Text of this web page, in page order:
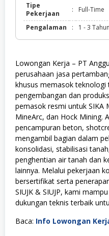
Tipe
Pekerjaan
: Full-Time
Pengalaman : 1 - 3 Tahun
Lowongan Kerja – PT
perusahaan jasa
khusus memasok teknologi
pengembangan dan
pemasok resmi untuk SIKA
MineArc, dan Hock Mining.
pencampuran beton,
mengambil bagian dalam
konsolidasi, stabilisasi
penghentian air tanah dan
lainnya. Melalui pekerjaan
bersertifikat serta
SIUJK & SIUJP, kami
dukungan teknis terbaik
Baca: Info Lowongan